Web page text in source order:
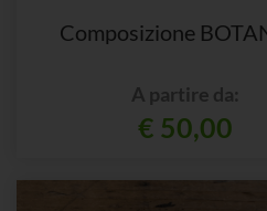
Composizione
A partire da:
€ 50,00